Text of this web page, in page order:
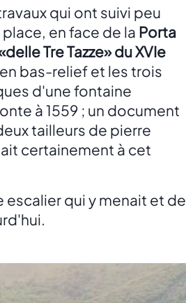
qui ont suivi peu
en face de la Porta
Tre Tazze» du XVIe
bas-relief et les trois
d'une fontaine
à 1559 ; un document
tailleurs de pierre
certainement à cet
qui y menait et de